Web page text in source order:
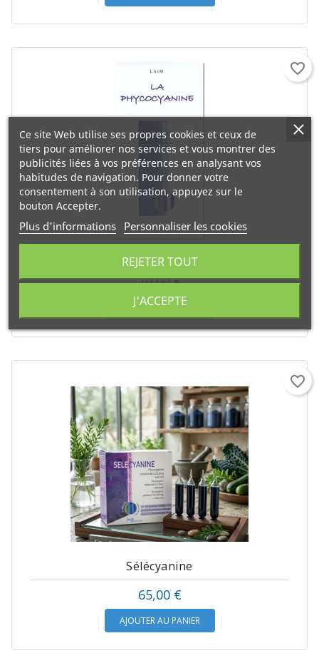
10,00 €Prix
AJOUTER AU PANIER
favorite_border
Sélécyanine
65,00 €Prix
AJOUTER AU PANIER
favorite_border
Ce site Web utilise ses propres cookies et ceux de
tiers pour améliorer nos services et vous montrer des
publicités liées à vos préférences en analysant vos
habitudes de navigation. Pour donner votre
consentement à son utilisation, appuyez sur le
bouton Accepter.
Plus d'informations Personnaliser les cookies
REJETER TOUT
J'ACCEPTE